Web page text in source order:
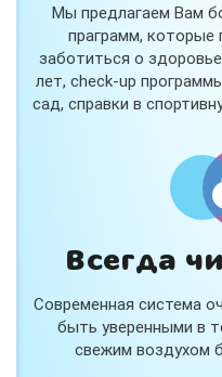
Мы предлагаем Вам
праграмм, которые
заботиться о
лет, check-up
сад, справки в
Всегда
Современная система
быть уверенными в
свежим воздухом